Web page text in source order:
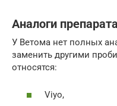
Аналоги препарата
У Ветома нет полных
заменить другими
относятся:
Viyo,